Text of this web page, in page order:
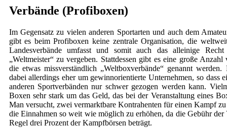
Verbände (Profiboxen)
Im Gegensatz zu vielen anderen Sportarten und auch dem
gibt es beim Profiboxen keine zentrale Organisation, die
Landesverbände umfasst und somit auch das alleinige
„Weltmeister“ zu vergeben. Stattdessen gibt es eine große Anzahl
die etwas missverständlich „Weltboxverbände“ genannt werden.
dabei allerdings eher um gewinnorientierte Unternehmen, so dass
anderen Sportverbänden nur schwer gezogen werden kann.
Boxen sehr stark um das Geld, das bei der Veranstaltung eines
Man versucht, zwei vermarktbare Kontrahenten für einen Kampf
die Einnahmen so weit wie möglich zu erhöhen, da die Gebühr der
Regel drei Prozent der Kampfbörsen beträgt.